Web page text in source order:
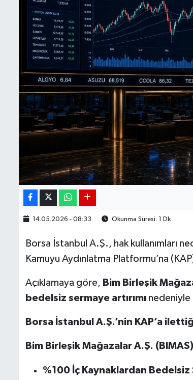
14.05.2026 - 08:33 Okunma Süresi: 1 Dk
Borsa İstanbul A.Ş., hak kullanımları
Kamuyu Aydınlatma Platformu’na
Açıklamaya göre, Bim Birleşik
bedelsiz sermaye artırımı nedeniyle
Borsa İstanbul A.Ş.’nin KAP’a
Bim Birleşik Mağazalar A.Ş. (BIMAS)
%100 İç Kaynaklardan Bedelsiz
Coin Isı Haritası
Ekonomik Takvim
Kiripto Para Piyasası
Gizlilik Sözleşmesi
Hakkımızda